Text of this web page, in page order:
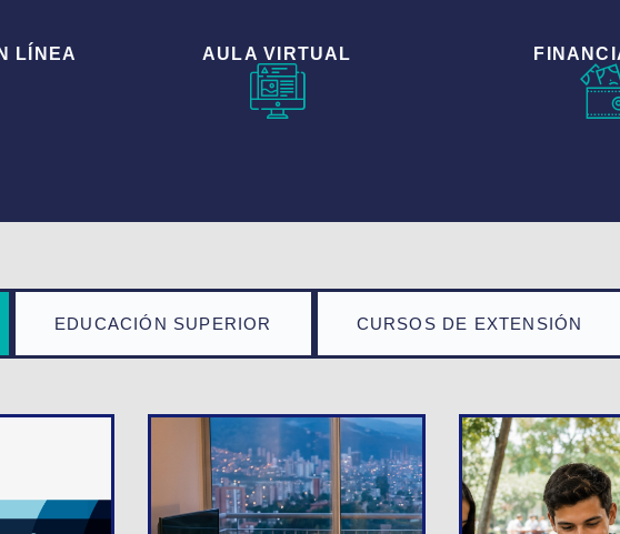
LÍNEA AULA VIRTUAL
EDUCACIÓN SUPERIOR CURSOS DE EXTENSIÓN